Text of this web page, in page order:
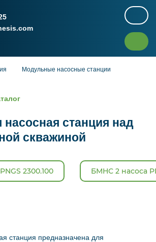
Модульные насосные станции
станция над
скважиной
2300.100 БМНС 2 насоса
станция предназначена для